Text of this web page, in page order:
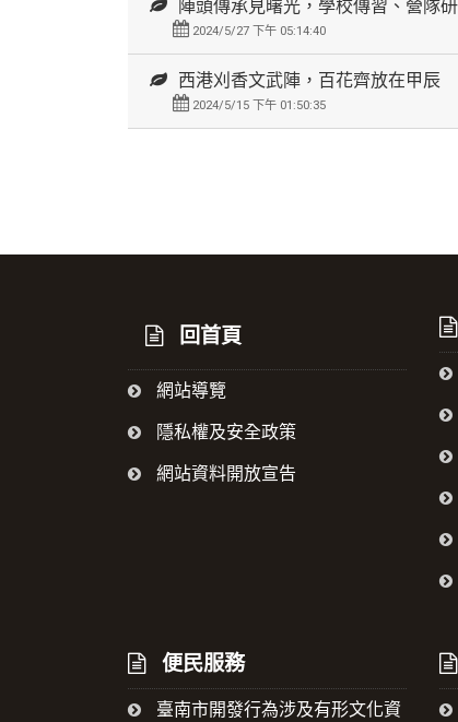
陣頭傳承見曙光，學校傳習、營隊
2024/5/27 下午 05:14:40
西港刈香文武陣，百花齊放在甲辰
2024/5/15 下午 01:50:35
回首頁
網站導覽
隱私權及安全政策
網站資料開放宣告
便民服務
臺南市開發行為涉及有形文化資